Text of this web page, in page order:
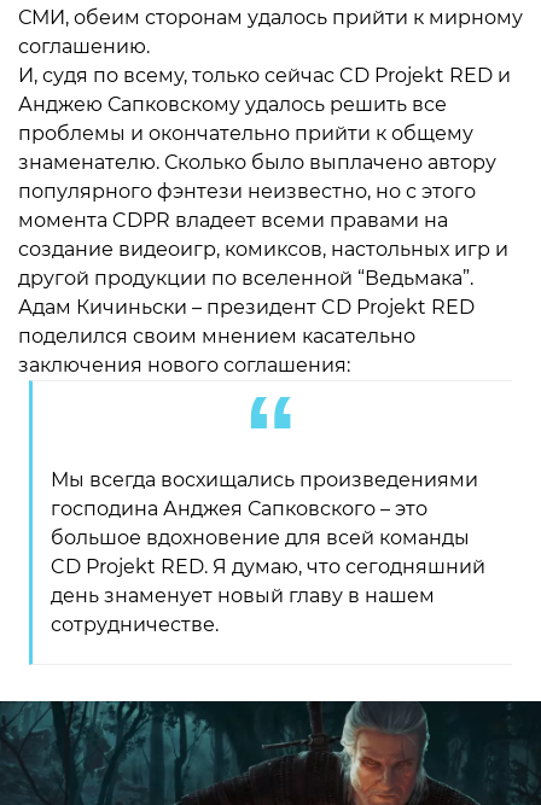
СМИ, обеим сторонам удалось прийти к мирному
соглашению.
И, судя по всему, только сейчас CD Projekt RED и
Анджею Сапковскому удалось решить все
проблемы и окончательно прийти к общему
знаменателю. Сколько было выплачено автору
популярного фэнтези неизвестно, но с этого
момента CDPR владеет всеми правами на
создание видеоигр, комиксов, настольных игр и
другой продукции по вселенной “Ведьмака”.
Адам Кичиньски – президент CD Projekt RED
поделился своим мнением касательно
заключения нового соглашения:
Мы всегда восхищались произведениями
господина Анджея Сапковского – это
большое вдохновение для всей команды
CD Projekt RED. Я думаю, что сегодняшний
день знаменует новый главу в нашем
сотрудничестве.